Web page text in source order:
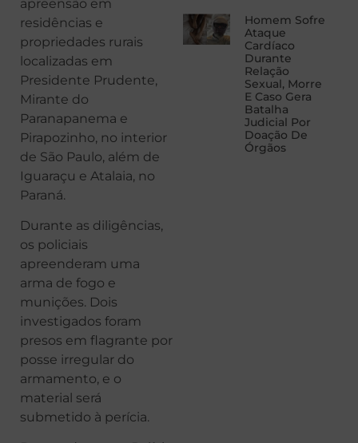
apreensão em
residências e
propriedades rurais
localizadas em
Presidente Prudente,
Mirante do
Paranapanema e
Pirapozinho, no interior
de São Paulo, além de
Iguaraçu e Atalaia, no
Paraná.
Durante as diligências,
os policiais
apreenderam uma
arma de fogo e
munições. Dois
investigados foram
presos em flagrante por
posse irregular do
armamento, e o
material será
submetido à perícia.
Homem Sofre
Ataque
Cardíaco
Durante
Relação
Sexual, Morre
E Caso Gera
Batalha
Judicial Por
Doação De
Órgãos